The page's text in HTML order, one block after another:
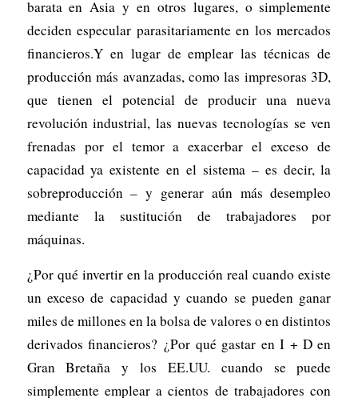
barata en Asia y en otros lugares, o simplemente
deciden especular parasitariamente en los mercados
financieros.Y en lugar de emplear las técnicas de
producción más avanzadas, como las impresoras 3D,
que tienen el potencial de producir una nueva
revolución industrial, las nuevas tecnologías se ven
frenadas por el temor a exacerbar el exceso de
capacidad ya existente en el sistema – es decir, la
sobreproducción – y generar aún más desempleo
mediante la sustitución de trabajadores por
máquinas.
¿Por qué invertir en la producción real cuando existe
un exceso de capacidad y cuando se pueden ganar
miles de millones en la bolsa de valores o en distintos
derivados financieros? ¿Por qué gastar en I + D en
Gran Bretaña y los EE.UU. cuando se puede
simplemente emplear a cientos de trabajadores con